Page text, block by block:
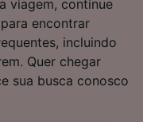
viagem, continue
encontrar
incluindo
Quer chegar
sua busca conosco